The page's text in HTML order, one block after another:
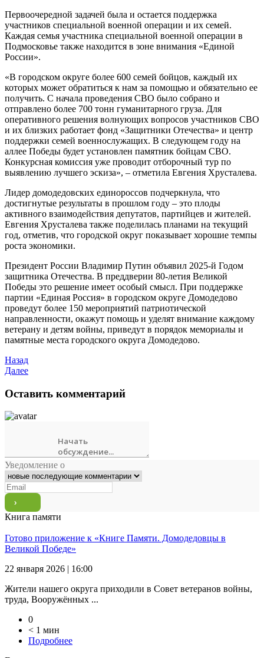
Первоочередной задачей была и остается поддержка
участников специальной военной операции и их семей.
Каждая семья участника специальной военной операции в
Подмосковье также находится в зоне внимания «Единой
России».
«В городском округе более 600 семей бойцов, каждый их
которых может обратиться к нам за помощью и обязательно ее
получить. С начала проведения СВО было собрано и
отправлено более 700 тонн гуманитарного груза. Для
оперативного решения волнующих вопросов участников СВО
и их близких работает фонд «Защитники Отечества» и центр
поддержки семей военнослужащих. В следующем году на
аллее Победы будет установлен памятник бойцам СВО.
Конкурсная комиссия уже проводит отборочный тур по
выявлению лучшего эскиза», – отметила Евгения Хрусталева.
Лидер домодедовских единороссов подчеркнула, что
достигнутые результаты в прошлом году – это плоды
активного взаимодействия депутатов, партийцев и жителей.
Евгения Хрусталева также поделилась планами на текущий
год, отметив, что городской округ показывает хорошие темпы
роста экономики.
Президент России Владимир Путин объявил 2025-й Годом
защитника Отечества. В преддверии 80-летия Великой
Победы это решение имеет особый смысл. При поддержке
партии «Единая Россия» в городском округе Домодедово
проведут более 150 мероприятий патриотической
направленности, окажут помощь и уделят внимание каждому
ветерану и детям войны, приведут в порядок мемориалы и
памятные места городского округа Домодедово.
Назад
Далее
Оставить комментарий
Уведомление о
Книга памяти
Готово приложение к «Книге Памяти. Домодедовцы в
Великой Победе»
22 января 2026 | 16:00
Жители нашего округа приходили в Совет ветеранов войны,
труда, Вооружённых ...
0
< 1 мин
Подробнее